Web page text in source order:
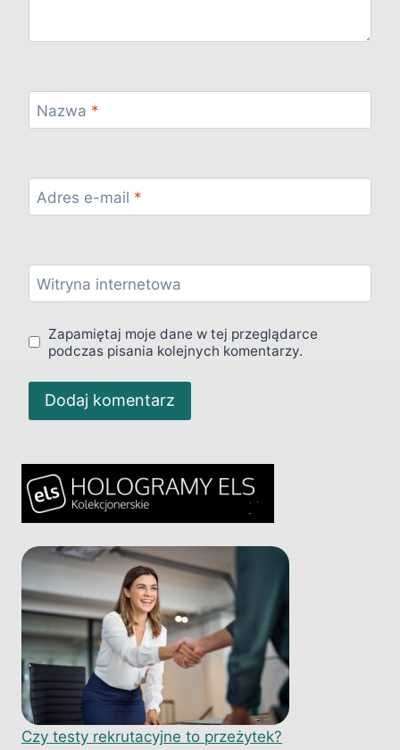
Nazwa *
Adres e-mail *
Witryna internetowa
Zapamiętaj moje dane w tej przeglądarce
podczas pisania kolejnych komentarzy.
Czy testy rekrutacyjne to przeżytek?